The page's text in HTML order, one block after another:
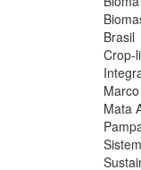
Brasil
Crop-
Mata